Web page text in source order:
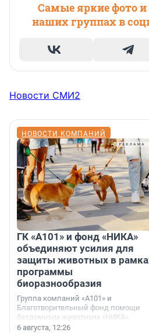
Самые яркие фото
наших группах в
Новости СМИ2
НОВОСТИ КОМПАНИЙ
ГК «А101» и фонд «НИКА»
объединяют усилия для
защиты животных в
программы
биоразнообразия
Группа компаний «А101» и
Благотворительный фонд помощи
бездомным животным «НИКА»
заключили соглашение о
6 августа, 12:26